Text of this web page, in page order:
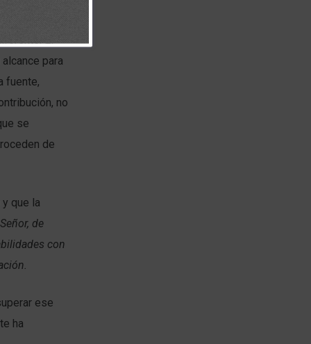
Él
para
fuente,
no
se
de
que la
de
con
ese
ha